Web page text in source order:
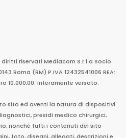
riservati.Mediacom S.r.l a Socio
Roma (RM) P.IVA 12432541006 REA:
10.000,00. Interamente versato.
sito ed aventi la natura di dispositivi
presidi medico chirurgici,
nonché tutti i contenuti del sito